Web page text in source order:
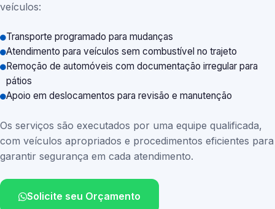
veículos:
Transporte programado para mudanças
Atendimento para veículos sem combustível no trajeto
Remoção de automóveis com documentação irregular para
pátios
Apoio em deslocamentos para revisão e manutenção
Os serviços são executados por uma equipe qualificada,
com veículos apropriados e procedimentos eficientes para
garantir segurança em cada atendimento.
Solicite seu Orçamento